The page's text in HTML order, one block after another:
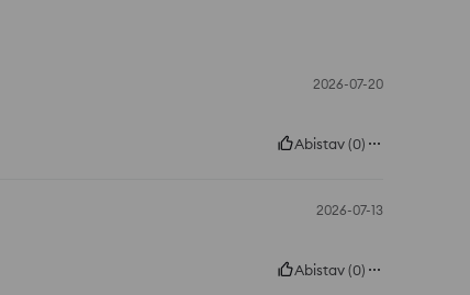
2026-07-20
Abistav(0)
2026-07-13
Abistav(0)